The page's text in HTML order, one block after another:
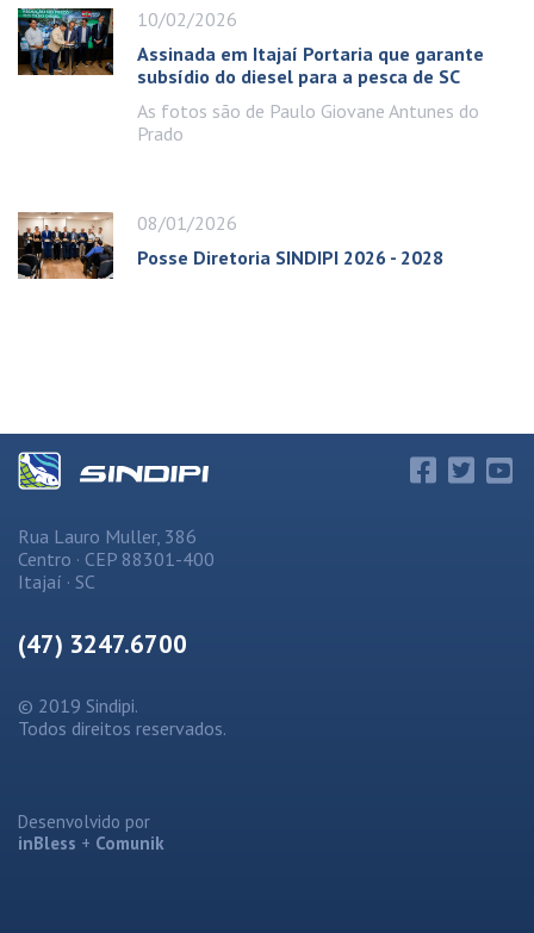
10/02/2026
Assinada em Itajaí Portaria que garante
subsídio do diesel para a pesca de SC
As fotos são de Paulo Giovane Antunes do
Prado
08/01/2026
Posse Diretoria SINDIPI 2026 - 2028
Rua Lauro Muller, 386
Centro · CEP 88301-400
Itajaí · SC
(47) 3247.6700
© 2019 Sindipi.
Todos direitos reservados.
Desenvolvido por
inBless + Comunik